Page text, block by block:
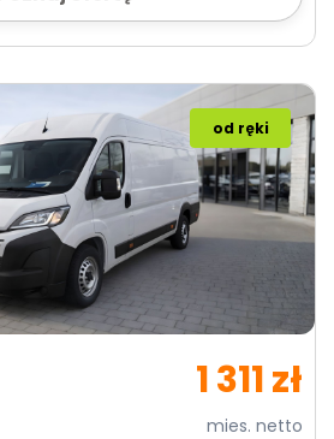
od ręki
1 311 zł
mies. netto